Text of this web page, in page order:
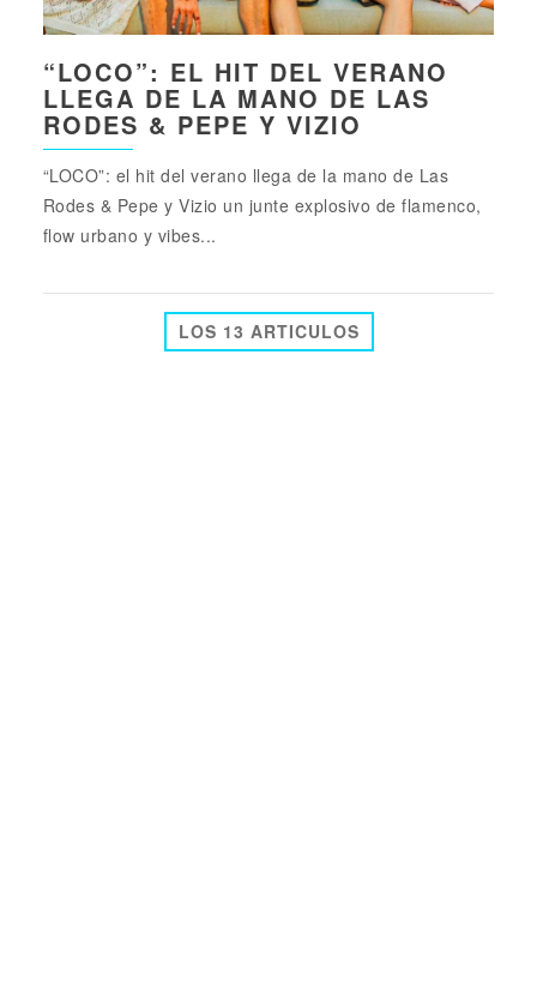
“LOCO”: EL HIT DEL VERANO
LLEGA DE LA MANO DE LAS
RODES & PEPE Y VIZIO
“LOCO”: el hit del verano llega de la mano de Las
Rodes & Pepe y Vizio un junte explosivo de flamenco,
flow urbano y vibes...
LOS 13 ARTICULOS